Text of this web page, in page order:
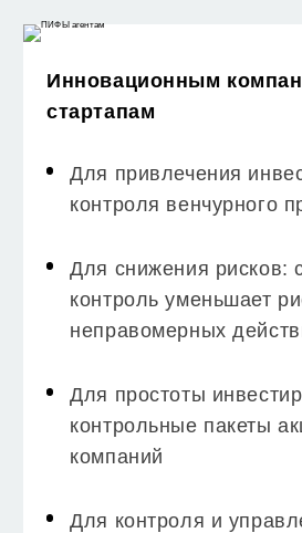
Инновационным
стартапам
Для привлечения
контроля венчурного
Для снижения рисков:
контроль уменьшает
неправомерных
Для простоты
контрольные пакеты
компаний
Для контроля и